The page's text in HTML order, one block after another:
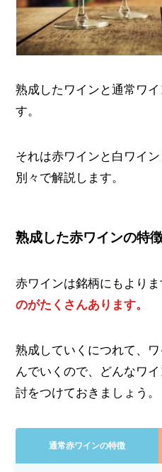
熟成したワインと通常ワ
す。
それは赤ワインと白ワイン
別々で解説します。
熟成した赤ワインの特
赤ワインは銘柄にもより
のがたくさんあります。
熟成していくにつれて、
んでいくので、どんなワ
討をつけておきましょう。
通常赤ワインの特徴